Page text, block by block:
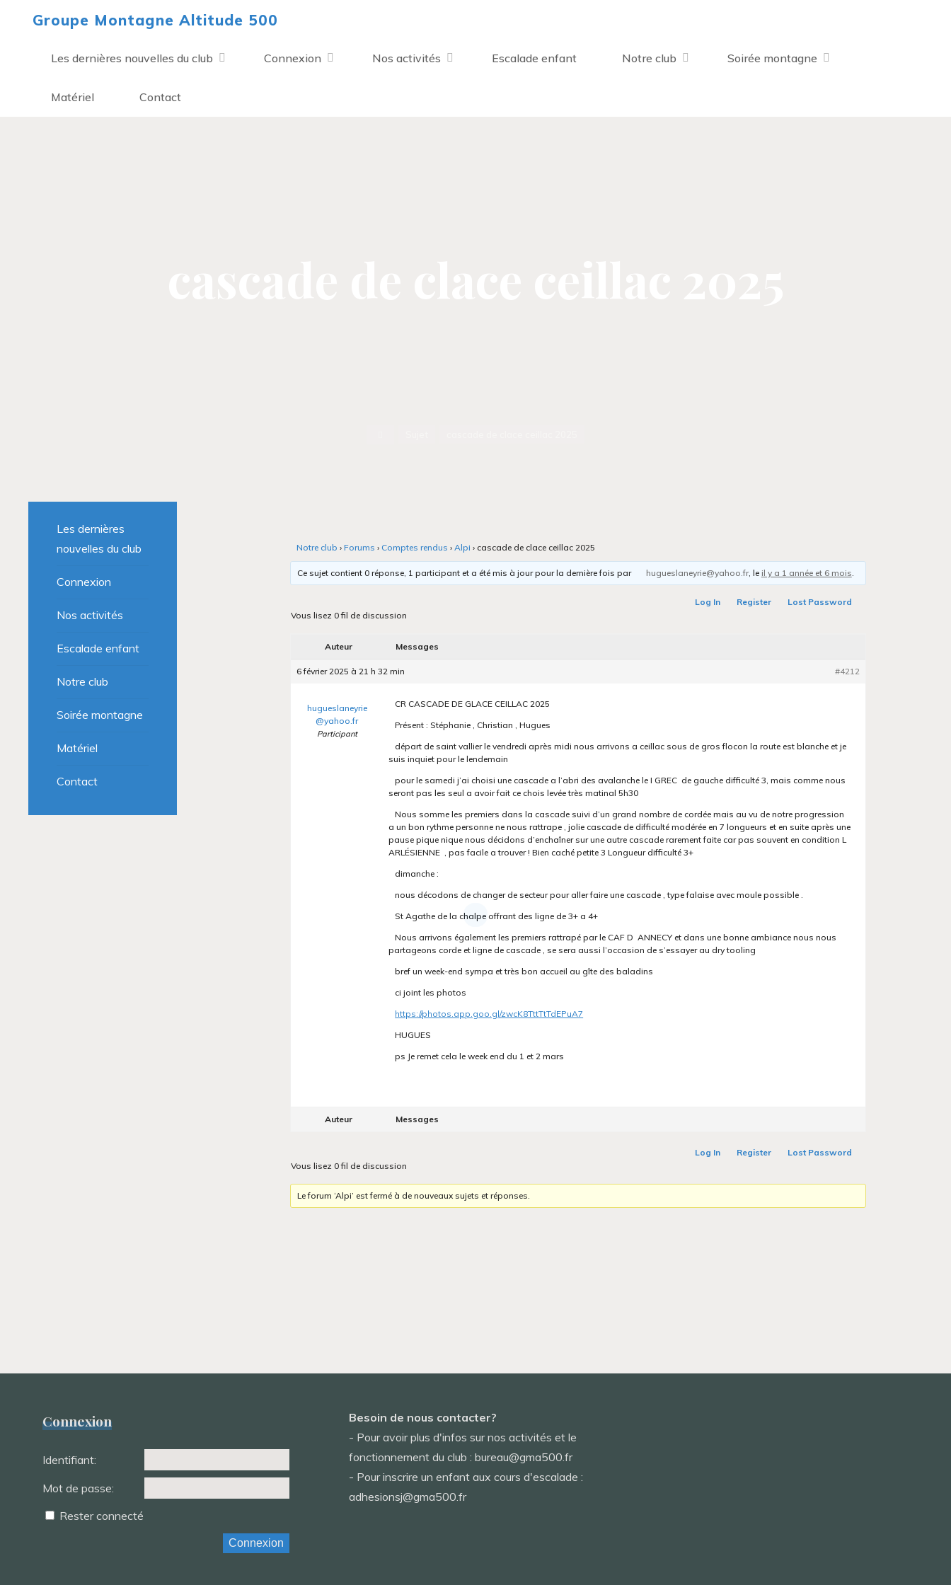
Groupe Montagne Altitude 500
Les dernières nouvelles du club Connexion Nos activités Escalade enfant Notre club Soirée montagne
Matériel Contact
Notre club › Forums › Comptes rendus › Alpi › cascade de clace ceillac 2025
Ce sujet contient 0 réponse, 1 participant et a été mis à jour pour la dernière fois par hugueslaneyrie@yahoo.fr, le il y a 1 année et 6 mois
Log In Register
Lost Password
Vous lisez 0 fil de discussion
Auteur Messages
6 février 2025 à 21 h 32 min #4212
hugueslaneyrie
@yahoo.fr
Participant
CR CASCADE DE GLACE CEILLAC 2025
Présent : Stéphanie , Christian , Hugues
départ de saint vallier le vendredi après midi nous arrivons a ceillac sous de gros flocon la route est blanche et je
suis inquiet pour le lendemain
pour le samedi j’ai choisi une cascade a l’abri des avalanche le I GREC de gauche difficulté 3, mais comme nous
seront pas les seul a avoir fait ce chois levée très matinal 5h30
Nous somme les premiers dans la cascade suivi d’un grand nombre de cordée mais au vu de notre progression
a un bon rythme personne ne nous rattrape , jolie cascade de difficulté modérée en 7 longueurs et en suite après une
pause pique nique nous décidons d’enchaîner sur une autre cascade rarement faite car pas souvent en condition L
ARLÉSIENNE , pas facile a trouver ! Bien caché petite 3 Longueur difficulté 3+
dimanche :
nous décodons de changer de secteur pour aller faire une cascade , type falaise avec moule possible .
St Agathe de la chalpe offrant des ligne de 3+ a 4+
Nous arrivons également les premiers rattrapé par le CAF D ANNECY et dans une bonne ambiance nous nous
partageons corde et ligne de cascade , se sera aussi l’occasion de s’essayer au dry tooling
bref un week-end sympa et très bon accueil au gîte des baladins
ci joint les photos
https://photos.app.goo.gl/zwcK8TttTtTdEPuA7
HUGUES
ps Je remet cela le week end du 1 et 2 mars
Auteur Messages
Log In Register
Lost Password
Vous lisez 0 fil de discussion
Le forum ‘Alpi’ est fermé à de nouveaux sujets et réponses.
Les dernières
nouvelles du club
Connexion
Nos activités
Escalade enfant
Notre club
Soirée montagne
Matériel
Contact
Connexion
Identifiant:
Mot de passe:
Rester connecté
Connexion
Besoin de nous contacter?
- Pour avoir plus d'infos sur nos activités et le
fonctionnement du club : bureau@gma500.fr
- Pour inscrire un enfant aux cours d'escalade :
adhesionsj@gma500.fr